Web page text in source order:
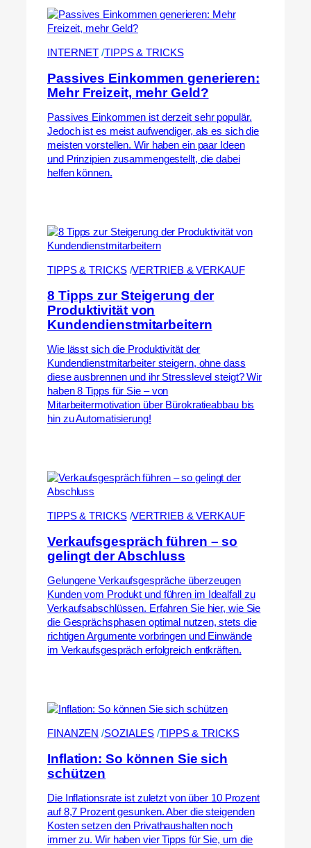
INTERNET /TIPPS & TRICKS
Passives Einkommen generieren:
Mehr Freizeit, mehr Geld?
Passives Einkommen ist derzeit sehr populär.
Jedoch ist es meist aufwendiger, als es sich die
meisten vorstellen. Wir haben ein paar Ideen
und Prinzipien zusammengestellt, die dabei
helfen können.
TIPPS & TRICKS /VERTRIEB & VERKAUF
8 Tipps zur Steigerung der
Produktivität von
Kundendienstmitarbeitern
Wie lässt sich die Produktivität der
Kundendienstmitarbeiter steigern, ohne dass
diese ausbrennen und ihr Stresslevel steigt? Wir
haben 8 Tipps für Sie – von
Mitarbeitermotivation über Bürokratieabbau bis
hin zu Automatisierung!
TIPPS & TRICKS /VERTRIEB & VERKAUF
Verkaufsgespräch führen – so
gelingt der Abschluss
Gelungene Verkaufsgespräche überzeugen
Kunden vom Produkt und führen im Idealfall zu
Verkaufsabschlüssen. Erfahren Sie hier, wie Sie
die Gesprächsphasen optimal nutzen, stets die
richtigen Argumente vorbringen und Einwände
im Verkaufsgespräch erfolgreich entkräften.
FINANZEN /SOZIALES /TIPPS & TRICKS
Inflation: So können Sie sich
schützen
Die Inflationsrate ist zuletzt von über 10 Prozent
auf 8,7 Prozent gesunken. Aber die steigenden
Kosten setzen den Privathaushalten noch
immer zu. Wir haben vier Tipps für Sie, um die